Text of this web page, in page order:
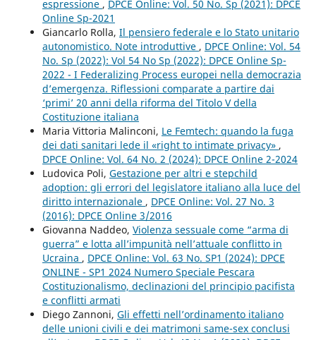
espressione , DPCE Online: Vol. 50 No. Sp (2021): DPCE
Online Sp-2021
Giancarlo Rolla, Il pensiero federale e lo Stato unitario
autonomistico. Note introduttive , DPCE Online: Vol. 54
No. Sp (2022): Vol 54 No Sp (2022): DPCE Online Sp-
2022 - I Federalizing Process europei nella democrazia
d’emergenza. Riflessioni comparate a partire dai
‘primi’ 20 anni della riforma del Titolo V della
Costituzione italiana
Maria Vittoria Malinconi, Le Femtech: quando la fuga
dei dati sanitari lede il «right to intimate privacy» ,
DPCE Online: Vol. 64 No. 2 (2024): DPCE Online 2-2024
Ludovica Poli, Gestazione per altri e stepchild
adoption: gli errori del legislatore italiano alla luce del
diritto internazionale , DPCE Online: Vol. 27 No. 3
(2016): DPCE Online 3/2016
Giovanna Naddeo, Violenza sessuale come “arma di
guerra” e lotta all’impunità nell’attuale conflitto in
Ucraina , DPCE Online: Vol. 63 No. SP1 (2024): DPCE
ONLINE - SP1 2024 Numero Speciale Pescara
Costituzionalismo, declinazioni del principio pacifista
e conflitti armati
Diego Zannoni, Gli effetti nell’ordinamento italiano
delle unioni civili e dei matrimoni same-sex conclusi